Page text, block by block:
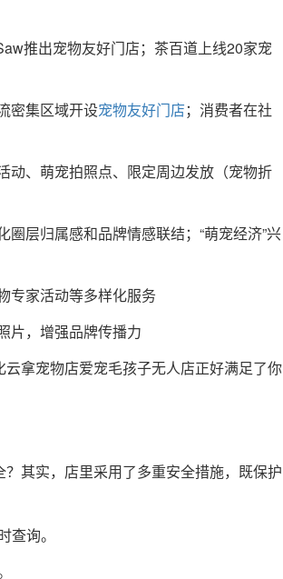
推出宠物友好门店；茶百道上线20家宠
密集区域开设宠物友好门店；消费者在社
动、萌宠拍照点、限定周边发放（宠物折
层归属感和品牌情感联结；“萌宠经济”兴
专家活动等多样化服务
片，增强品牌传播力
拿宠物店爱宠毛孩子无人店正好满足了你
其实，店里采用了多重安全措施，既保护
询。